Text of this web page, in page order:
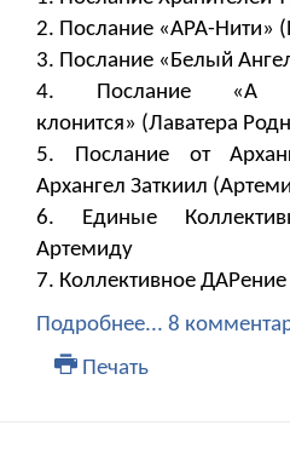
2. Послание «АРА-Нити»
3. Послание «Белый
4. Послание «А
клонится» (Лаватера
5. Послание от
Архангел Заткиил
6. Единые
Артемиду
7. Коллективное
Подробнее... 8
Печать